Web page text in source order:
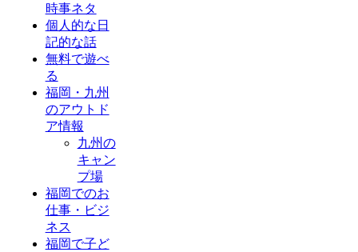
時事ネタ
個人的な日
記的な話
無料で遊べ
る
福岡・九州
のアウトド
ア情報
九州の
キャン
プ場
福岡でのお
仕事・ビジ
ネス
福岡で子ど